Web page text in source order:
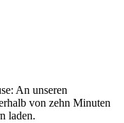
An unseren
von zehn Minuten
laden.